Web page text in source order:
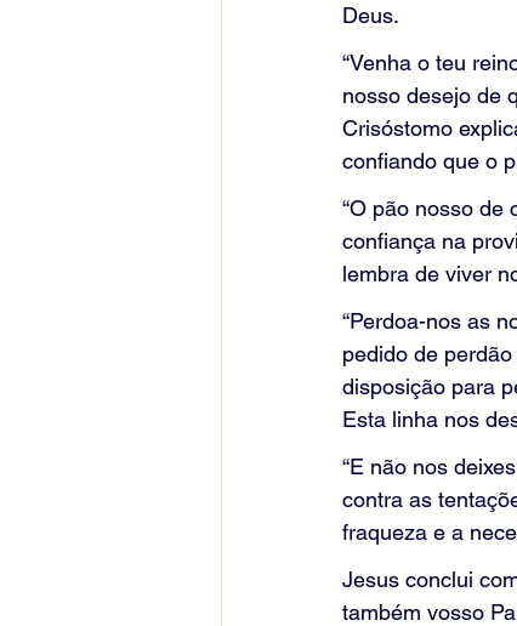
Deus.
“Venha o teu
nosso desejo de
Crisóstomo
confiando que o
“O pão nosso de
confiança na
lembra de viver
“Perdoa-nos as
pedido de
disposição para
Esta linha nos
“E não nos
contra as
fraqueza e a
Jesus conclui
também vosso